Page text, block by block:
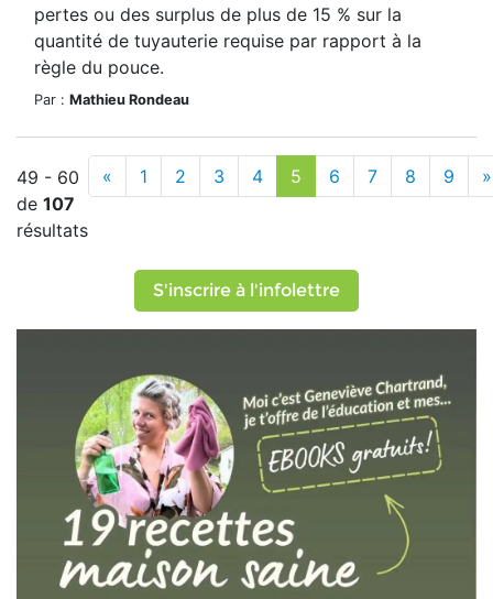
pertes ou des surplus de plus de 15 % sur la
quantité de tuyauterie requise par rapport à la
règle du pouce.
Par : Mathieu Rondeau
49 - 60
de 107
résultats
« 1 2 3 4 5 6 7 8 9 »
S'inscrire à l'infolettre